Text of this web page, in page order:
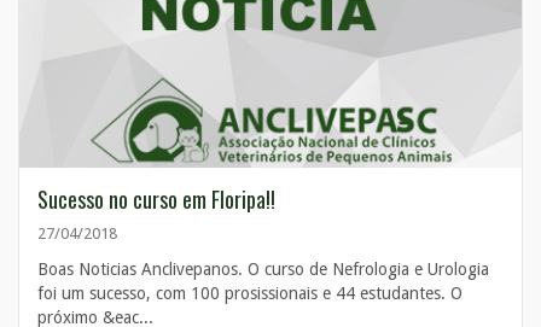
Sucesso no curso em Floripa!!
27/04/2018
Boas Noticias Anclivepanos. O curso de Nefrologia e Urologia
foi um sucesso, com 100 prosissionais e 44 estudantes. O
próximo &eac...